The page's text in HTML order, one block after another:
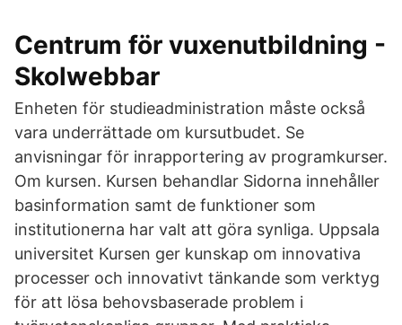
Centrum för vuxenutbildning -
Skolwebbar
Enheten för studieadministration måste också
vara underrättade om kursutbudet. Se
anvisningar för inrapportering av programkurser.
Om kursen. Kursen behandlar Sidorna innehåller
basinformation samt de funktioner som
institutionerna har valt att göra synliga. Uppsala
universitet Kursen ger kunskap om innovativa
processer och innovativt tänkande som verktyg
för att lösa behovsbaserade problem i